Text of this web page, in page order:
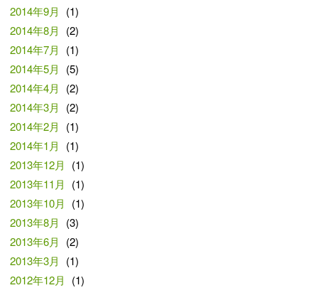
2014年9月
(1)
2014年8月
(2)
2014年7月
(1)
2014年5月
(5)
2014年4月
(2)
2014年3月
(2)
2014年2月
(1)
2014年1月
(1)
2013年12月
(1)
2013年11月
(1)
2013年10月
(1)
2013年8月
(3)
2013年6月
(2)
2013年3月
(1)
2012年12月
(1)